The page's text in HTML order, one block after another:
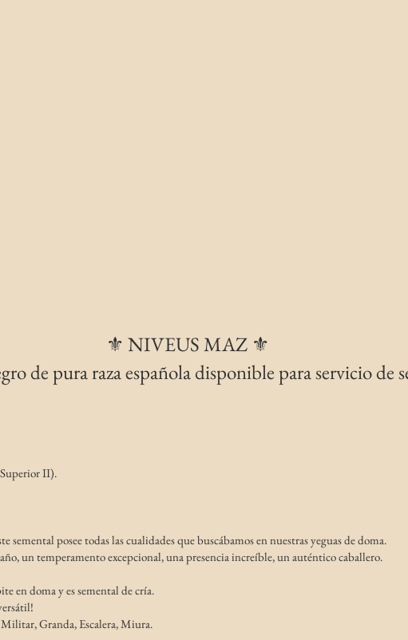
⚜️ NIVEUS MAZ ⚜️
de pura raza española disponible para servicio de
II).
posee todas las cualidades que buscábamos en nuestras yeguas de doma.
un temperamento excepcional, una presencia increíble, un auténtico caballero.
en doma y es semental de cría.
Militar, Granda, Escalera, Miura.